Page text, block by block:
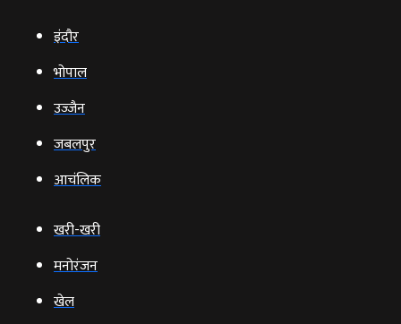
इंदौर
भोपाल
उज्‍जैन
जबलपुर
आचंलिक
खरी-खरी
मनोरंजन
खेल